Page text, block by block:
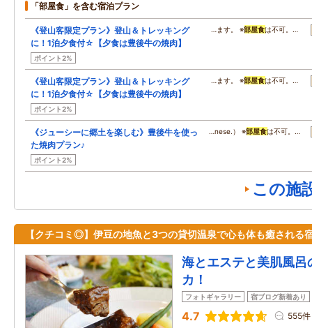
「部屋食」を含む宿泊プラン
《登山客限定プラン》登山＆トレッキング
に！1泊夕食付☆【夕食は豊後牛の焼肉】
ポイント2%
…ます。 ※部屋食は不可。…
《登山客限定プラン》登山＆トレッキング
に！1泊夕食付☆【夕食は豊後牛の焼肉】
ポイント2%
…ます。 ※部屋食は不可。…
《ジューシーに郷土を楽しむ》豊後牛を使っ
た焼肉プラン♪
ポイント2%
…nese.） ※部屋食は不可。…
この施
【クチコミ◎】伊豆の地魚と3つの貸切温泉で心も体も癒される
海とエステと美肌風
カ！
フォトギャラリー 宿ブログ新着あり
4.7 555件